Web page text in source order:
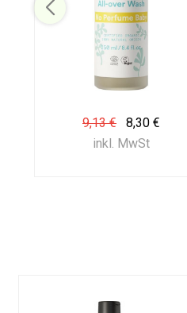
9,13 €
8,30 €
inkl. MwSt